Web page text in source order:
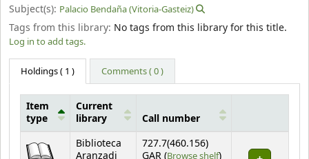
Subject(s): Palacio Bendaña (Vitoria-Gasteiz)
Tags from this library: No tags from this library for this title.
Log in to add tags.
Holdings( 1 ) Comments ( 0 )
Item
type
Current
library
Call number
Biblioteca
727.7(460.156)
Browse shelf(Opens below)